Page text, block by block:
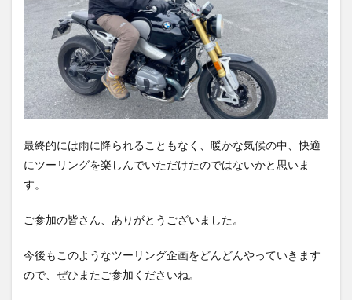
最終的には雨に降られることもなく、暖かな気候の中、快適
にツーリングを楽しんでいただけたのではないかと思いま
す。
ご参加の皆さん、ありがとうございました。
今後もこのようなツーリング企画をどんどんやっていきます
ので、ぜひまたご参加くださいね。